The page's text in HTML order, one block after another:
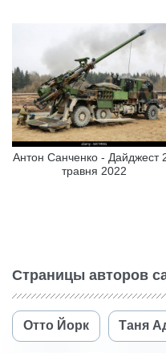
Антон Санченко - Дайджест
травня 2022
Страницы авторов
Отто Йорк Таня